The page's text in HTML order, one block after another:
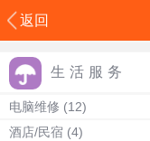
返回
生活服务
电脑维修 (12)
酒店/民宿 (4)